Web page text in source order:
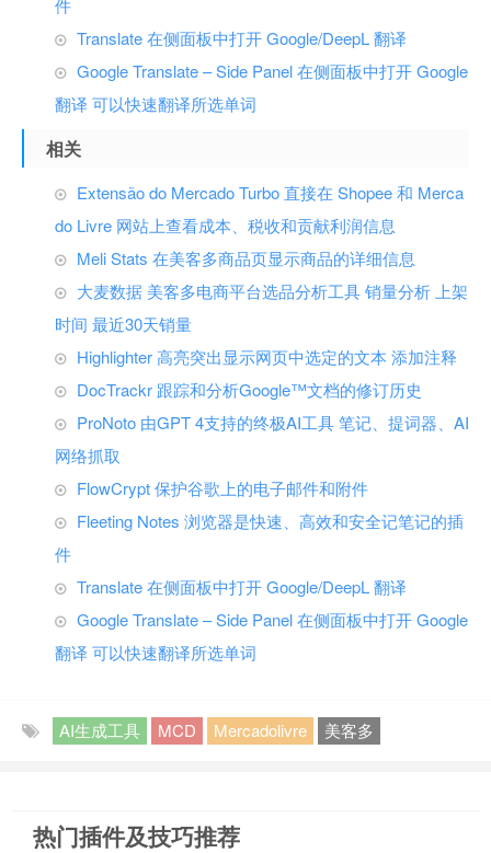
件
Translate 在侧面板中打开 Google/DeepL 翻译
Google Translate – Side Panel 在侧面板中打开 Google
翻译 可以快速翻译所选单词
相关
Extensão do Mercado Turbo 直接在 Shopee 和 Merca
do Livre 网站上查看成本、税收和贡献利润信息
Meli Stats 在美客多商品页显示商品的详细信息
大麦数据 美客多电商平台选品分析工具 销量分析 上架
时间 最近30天销量
Highlighter 高亮突出显示网页中选定的文本 添加注释
DocTrackr 跟踪和分析Google™文档的修订历史
ProNoto 由GPT 4支持的终极AI工具 笔记、提词器、AI
网络抓取
FlowCrypt 保护谷歌上的电子邮件和附件
Fleeting Notes 浏览器是快速、高效和安全记笔记的插
件
Translate 在侧面板中打开 Google/DeepL 翻译
Google Translate – Side Panel 在侧面板中打开 Google
翻译 可以快速翻译所选单词
AI生成工具 MCD Mercadolivre 美客多
热门插件及技巧推荐